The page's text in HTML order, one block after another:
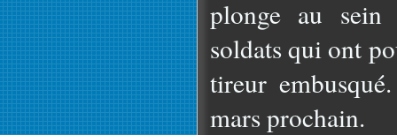
plonge au sein
soldats qui ont
tireur
mars prochain.